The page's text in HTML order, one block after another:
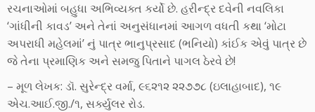
રચનાઓમાં બહુધા અભિવ્યક્ત કર્યો છે. હરીન્દ્ર દવેની નવલિકા
‘ગાંધીની કાવડ’ અને તેનાં અનુસંધાનમાં આગળ વધતી કથા ‘મોટા
અપરાધી મહેલમાં’ નું પાત્ર ભાનુપ્રસાદ (ભનિયો) કાંઈક એવું પાત્ર છે
જે તેના પ્રમાણિક અને સમજુ પિતાને પાગલ ઠેરવે છે!
– મૂળ લેખક: ડૉ. સુરેન્દ્ર વર્મા, ૯૬૨૧૨ ૨૨૭૭૮ (ઇલાહાબાદ), ૧૯
એચ.આઈ.જી./૧, સર્ક્યુલર રોડ.